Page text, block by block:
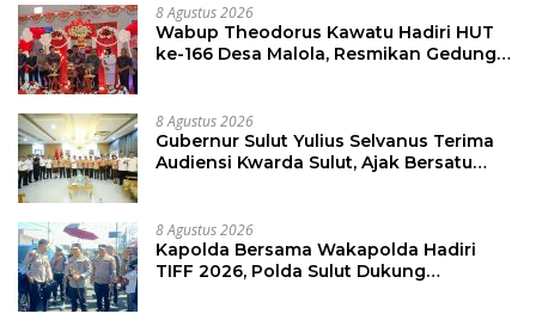
8 Agustus 2026
Wabup Theodorus Kawatu Hadiri HUT
ke-166 Desa Malola, Resmikan Gedung
8 Agustus 2026
Gubernur Sulut Yulius Selvanus Terima
Audiensi Kwarda Sulut, Ajak Bersatu
8 Agustus 2026
Kapolda Bersama Wakapolda Hadiri
TIFF 2026, Polda Sulut Dukung